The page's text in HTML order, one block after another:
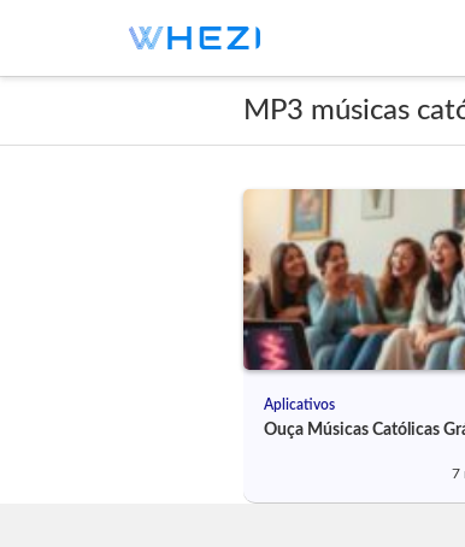
MP3 músicas
Aplicativos
Ouça Músicas Católicas
7